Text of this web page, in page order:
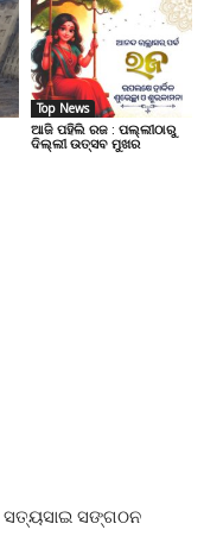
Top News
ଆଜି ପହିଲି ରଜ : ପଲ୍ଲୀଠାରୁ
ଦିଲ୍ଲୀ ଉତ୍ସବ ମୁଖର
ସତ୍ୟସାଇ ସଙ୍ଗଠନ